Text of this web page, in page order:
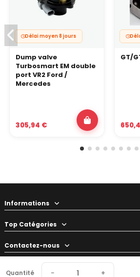
Quantité − +
Délai moyen 8 jours
Dump valve
Turbosmart EM double
port VR2 Ford /
Mercedes
305,94 €
GT/
Informations
Top Catégories
Contactez-nous
Votre préparateur